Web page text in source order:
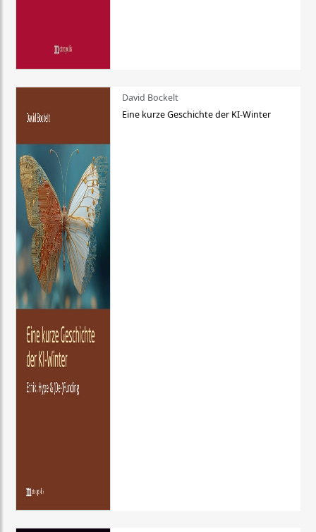
David Bockelt
Eine kurze Geschichte der KI-Winter